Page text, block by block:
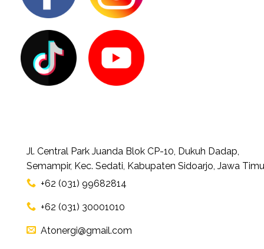
Jl. Central Park Juanda Blok CP-10, Dukuh Dadap,
Semampir, Kec. Sedati, Kabupaten Sidoarjo, Jawa
+62 (031) 99682814
+62 (031) 30001010
Atonergi@gmail.com